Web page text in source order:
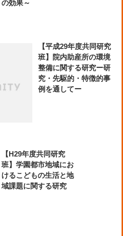
の効果～
【平成29年度共同研究
班】院内助産所の環境
整備に関する研究ー研
究・先駆的・特徴的事
例を通してー
【H29年度共同研究
班】学園都市地域にお
けるこどもの生活と地
域課題に関する研究